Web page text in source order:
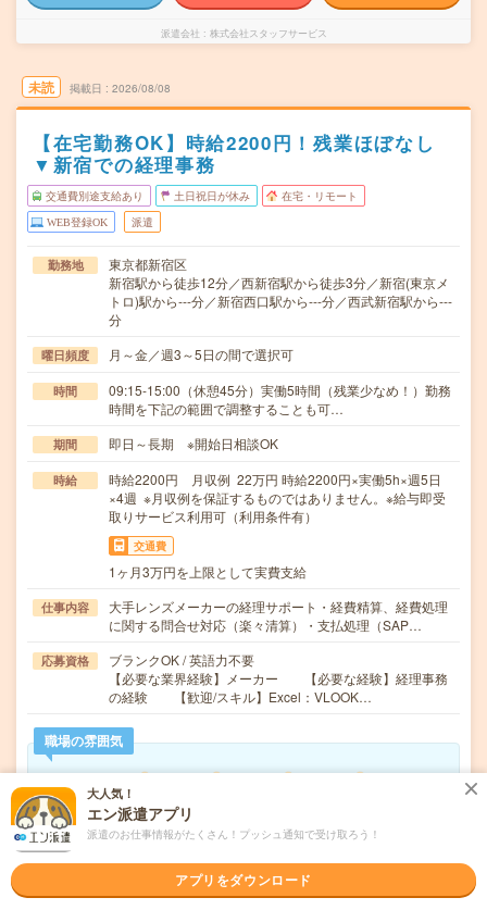
派遣会社 株式会社スタッフサービス
未読 掲載日 2026/08/08
【在宅勤務OK】時給2200円！残業ほぼなし
▼新宿での経理事務
交通費別途支給あり 土日祝日が休み 在宅・リモート
WEB登録OK 派遣
勤務地
東京都新宿区
新宿駅から徒歩12分／西新宿駅から徒歩3分／新宿(東京メ
トロ)駅から---分／新宿西口駅から---分／西武新宿駅から---
分
曜日頻度 月～金／週3～5日の間で選択可
時間
09:15-15:00（休憩45分）実働5時間（残業少なめ！）勤務
時間を下記の範囲で調整することも可…
期間 即日～長期 ※開始日相談OK
時給
時給2200円 月収例 22万円 時給2200円×実働5h×週5日
×4週 ※月収例を保証するものではありません。※給与即受
取りサービス利用可（利用条件有）
交通費
1ヶ月3万円を上限として実費支給
仕事内容
大手レンズメーカーの経理サポート・経費精算、経費処理
に関する問合せ対応（楽々清算）・支払処理（SAP…
応募資格
ブランクOK / 英語力不要
【必要な業界経験】メーカー 【必要な経験】経理事務
の経験 【歓迎/スキル】Excel：VLOOK…
職場の雰囲気
年齢層
20代
男女比率
女性
男性
もっと見る
大人気！
エン派遣アプリ
派遣のお仕事情報がたくさん！プッシュ通知で受け取ろう！
アプリをダウンロード